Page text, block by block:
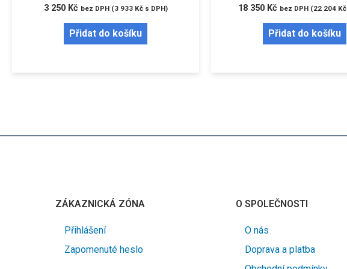
3 250 Kč bez DPH (3 933 Kčs DPH)
Přidat do košíku
18 350 Kč bez DPH (22 204 Kč
Přidat do košíku
ZÁKAZNICKÁ ZÓNA
Přihlášení
Zapomenuté heslo
O SPOLEČNOSTI
O nás
Doprava a platba